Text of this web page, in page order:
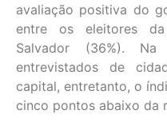
avaliação positiva do
entre os eleitores
Salvador (36%). Na
entrevistados de
capital, entretanto, o
cinco pontos abaixo da